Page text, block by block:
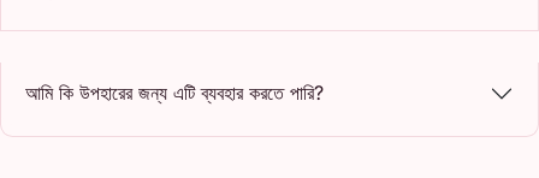
আমি কি উপহারের জন্য এটি ব্যবহার করতে পারি?